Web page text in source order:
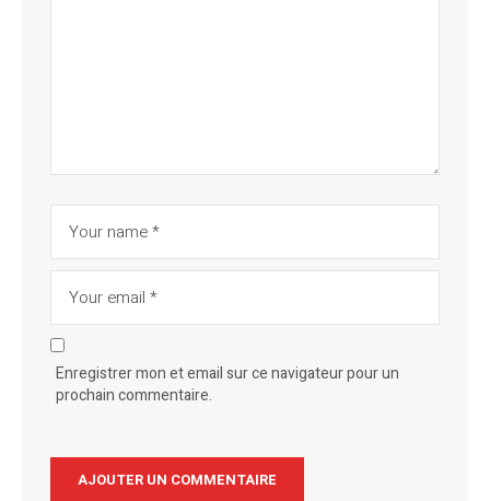
Enregistrer mon et email sur ce navigateur pour un
prochain commentaire.